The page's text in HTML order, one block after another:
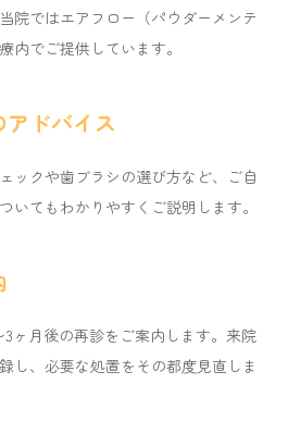
院ではエアフロー（パウダーメンテ
内でご提供しています。
アドバイス
ックや歯ブラシの選び方など、ご自
いてもわかりやすくご説明します。
3ヶ月後の再診をご案内します。来院
し、必要な処置をその都度見直しま